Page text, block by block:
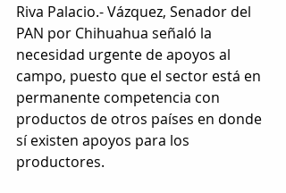
Riva Palacio.- Vázquez, Senador del
PAN por Chihuahua señaló la
necesidad urgente de apoyos al
campo, puesto que el sector está en
permanente competencia con
productos de otros países en donde
sí existen apoyos para los
productores.